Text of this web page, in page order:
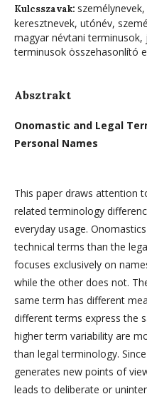
Kulcsszavak:
keresztnevek, utónév,
magyar névtani
terminusok összehasonlító
Absztrakt
Onomastic and Legal
Personal Names
This paper draws attention
related terminology
everyday usage.
technical terms than the
focuses exclusively on
while the other does not.
same term has different
different terms express the
higher term variability are
than legal terminology.
generates new points of
leads to deliberate or